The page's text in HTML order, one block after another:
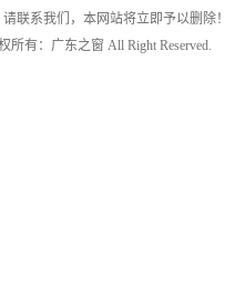
联系我们，本网站将立即予以删除！
所有：广东之窗 All Right Reserved.